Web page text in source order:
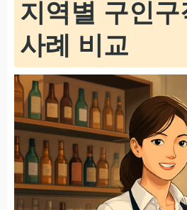
지역별 구인
사례 비교